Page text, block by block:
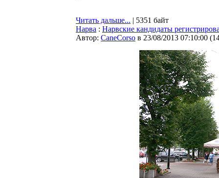
Читать дальше... | 5351 байт
Нарва : Нарвские кандидаты
Автор: CaneCorso в 23/08/2013 07:10:00 (